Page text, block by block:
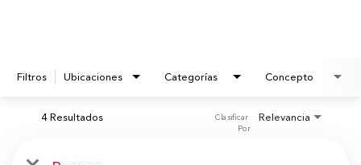
Filtros Ubicaciones Categorías Concepto
4 Resultados Relevancia
Clasificar
Por